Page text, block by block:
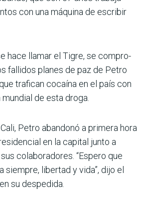
con una máquina de escribir
hace llamar el Tigre, se compro­
falli­dos planes de paz de Petro
tra­fican cocaína en el país con
de esta droga.
Petro abandonó a primera hora
en la capital junto a
cola­boradores. “Espero que
siempre, libertad y vida”, dijo el
su despe­dida.